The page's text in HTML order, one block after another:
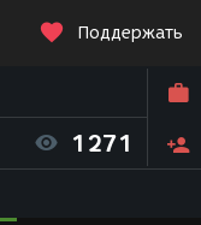
Поддержать
1271